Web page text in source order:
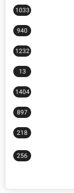
1033
940
1232
13
1404
897
218
256